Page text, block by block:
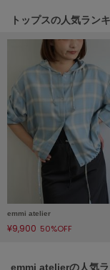
キーン
ラート
le
ル
le coq sportif
ルコックスポルティフ
LeSportsac
レスポートサック
LILY BROWN
トップスの人気ラン
emmi atelier
¥9,900 50%OFF
emmi atelierの人気